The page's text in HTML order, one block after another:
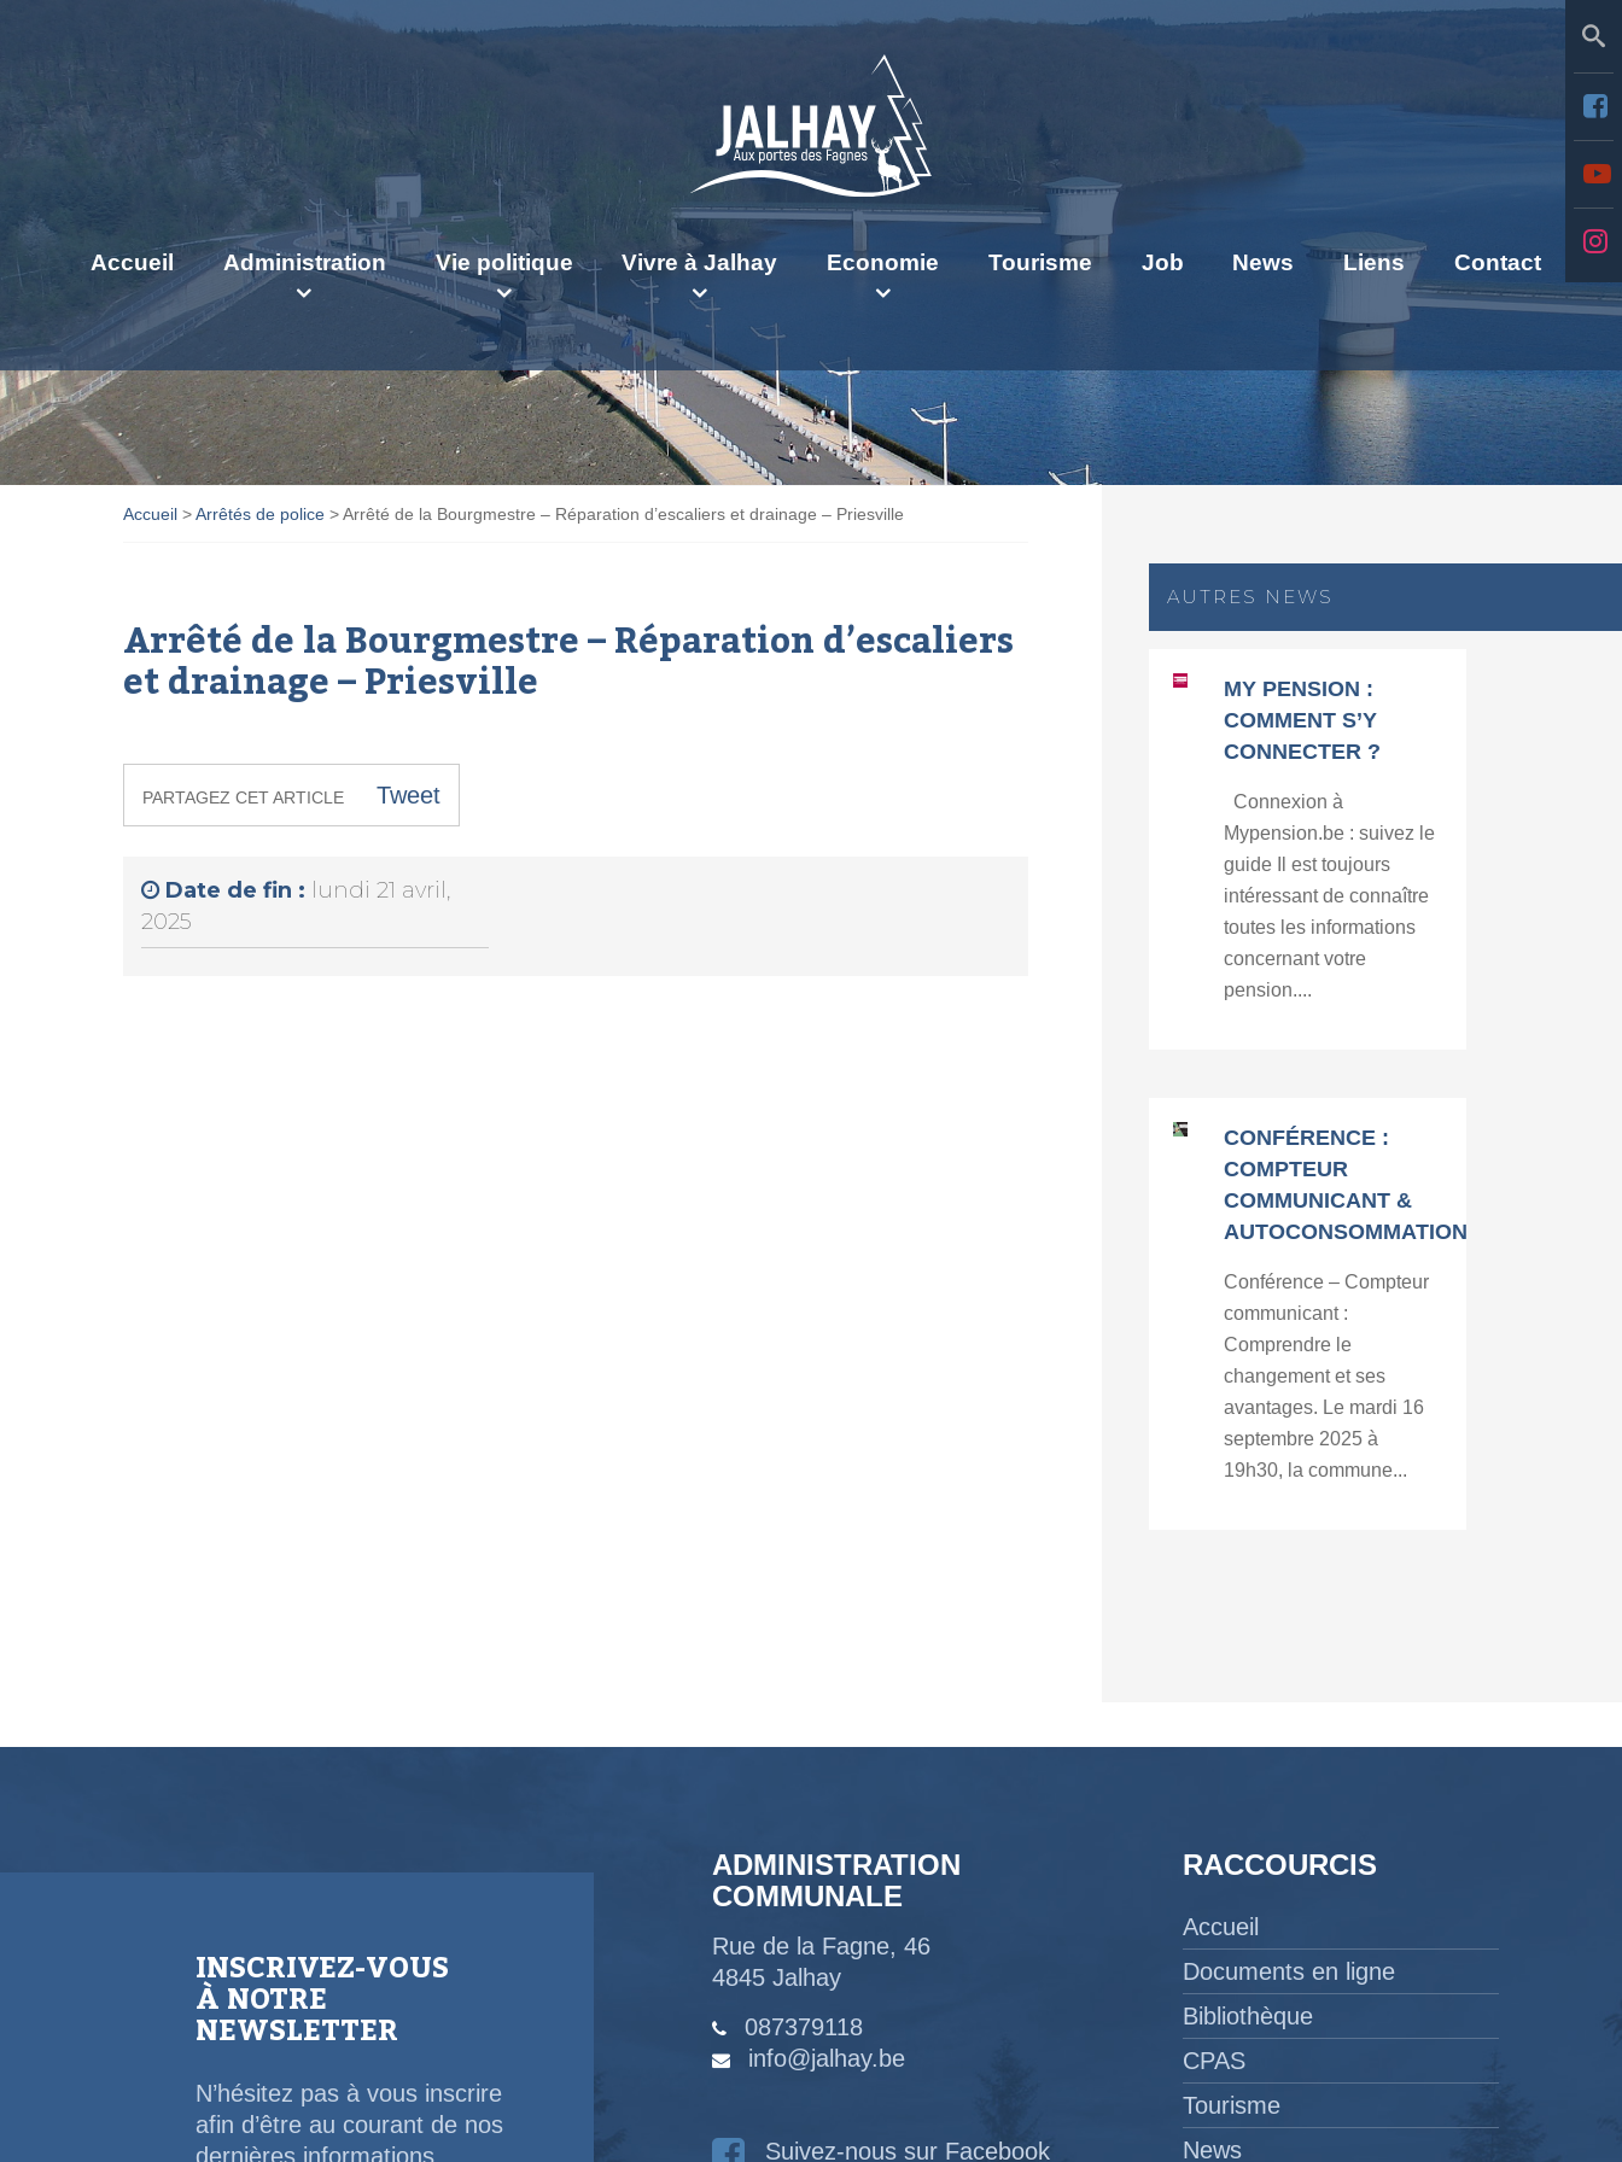
Accueil Administration Vie politique Vivre à Jalhay Economie Tourisme Job News Liens Contact
Accueil >Arrêtés de police >Arrêté de la Bourgmestre – Réparation d’escaliers et drainage – Priesville
Arrêté de la Bourgmestre – Réparation d’escaliers
et drainage – Priesville
PARTAGEZ CET ARTICLE Tweet
Date de fin : lundi 21 avril,
2025
AUTRES NEWS
MY PENSION :
COMMENT S’Y
CONNECTER ?
Connexion à
Mypension.be : suivez le
guide Il est toujours
intéressant de connaître
toutes les informations
concernant votre
pension....
CONFÉRENCE :
COMPTEUR
COMMUNICANT &
AUTOCONSOMMATION
Conférence – Compteur
communicant :
Comprendre le
changement et ses
avantages. Le mardi 16
septembre 2025 à
19h30, la commune...
INSCRIVEZ-VOUS
À NOTRE
NEWSLETTER
N’hésitez pas à vous inscrire
afin d’être au courant de nos
dernières informations,
ADMINISTRATION
COMMUNALE
Rue de la Fagne, 46
4845 Jalhay
087379118
info@jalhay.be
Suivez-nous sur Facebook
RACCOURCIS
Accueil
Documents en ligne
Bibliothèque
CPAS
Tourisme
News